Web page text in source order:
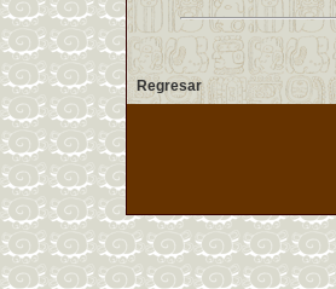
Regresar